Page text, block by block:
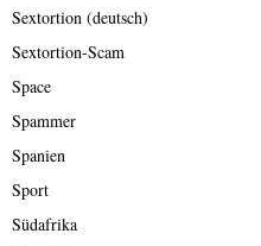
Sextortion (deutsch)
Sextortion-Scam
Space
Spammer
Spanien
Sport
Südafrika